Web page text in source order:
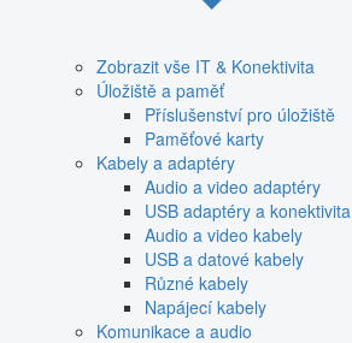
Zobrazit vše IT & Konektivita
Úložiště a paměť
Příslušenství pro úložiště
Paměťové karty
Kabely a adaptéry
Audio a video adaptéry
USB adaptéry a konektivita
Audio a video kabely
USB a datové kabely
Různé kabely
Napájecí kabely
Komunikace a audio